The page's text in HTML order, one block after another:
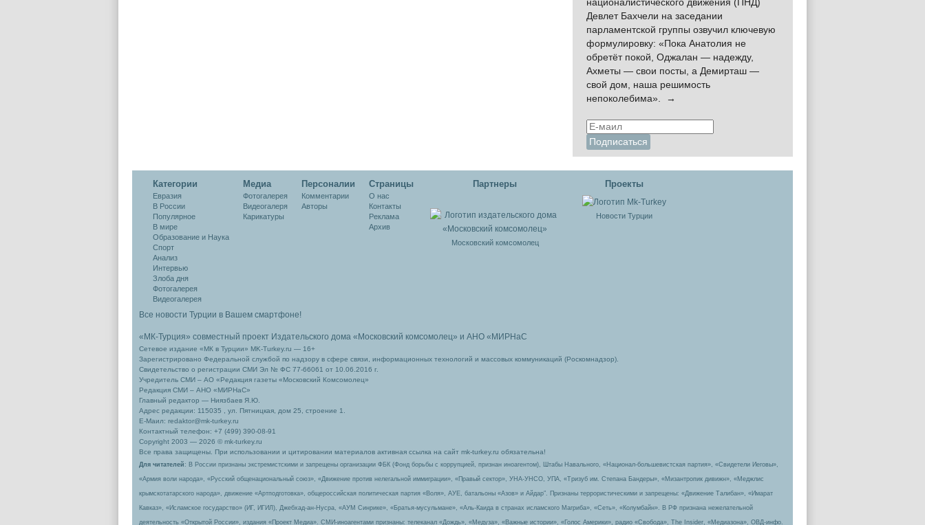
националистического движения (ПНД)
Девлет Бахчели на заседании
парламентской группы озвучил ключевую
формулировку: «Пока Анатолия не
обретёт покой, Оджалан — надежду,
Ахметы — свои посты, а Демирташ —
свой дом, наша решимость
непоколебима». →
Категории
Евразия
В России
Популярное
В мире
Образование и Наука
Спорт
Анализ
Интервью
Злоба дня
Фотогалерея
Видеогалерея
Медиа
Фотогалерея
Видеогалеря
Карикатуры
Персоналии
Комментарии
Авторы
Cтраницы
О нас
Контакты
Реклама
Архив
Партнеры
Московский комсомолец
Проекты
Новости Турции
Все новости Турции в Вашем смартфоне!
«МК-Турция» совместный проект Издательского дома «Московский комсомолец» и АНО «МИРНаС
Сетевое издание «МК в Турции» MK-Turkey.ru — 16+
Зарегистрировано Федеральной службой по надзору в сфере связи, информационных технологий и массовых коммуникаций (Роскомнадзор).
Свидетельство о регистрации СМИ Эл № ФС 77-66061 от 10.06.2016 г.
Учредитель СМИ – АО «Редакция газеты «Московский Комсомолец»
Редакция СМИ – АНО «МИРНаС»
Главный редактор — Ниязбаев Я.Ю.
Адрес редакции: 115035 , ул. Пятницкая, дом 25, строение 1.
Е-Маил: redaktor@mk-turkey.ru
Контактный телефон: +7 (499) 390-08-91
Copyright 2003 — 2026 © mk-turkey.ru
Все права защищены. При использовании и цитировании материалов активная ссылка на сайт mk-turkey.ru обязательна!
Для читателей : В России признаны экстремистскими и запрещены организации ФБК (Фонд борьбы с коррупцией, признан иноагентом), Штабы Навального, «Национал-большевистская партия», «Свидетели Иеговы»,
«Армия воли народа», «Русский общенациональный союз», «Движение против нелегальной иммиграции», «Правый сектор», УНА-УНСО, УПА, «Тризуб им. Степана Бандеры», «Мизантропик дивижн», «Меджлис
крымскотатарского народа», движение «Артподготовка», общероссийская политическая партия «Воля», АУЕ, батальоны «Азов» и Айдар″. Признаны террористическими и запрещены: «Движение Талибан», «Имарат
Кавказ», «Исламское государство» (ИГ, ИГИЛ), Джебхад-ан-Нусра, «АУМ Синрике», «Братья-мусульмане», «Аль-Каида в странах исламского Магриба», «Сеть», «Колумбайн». В РФ признана нежелательной
деятельность «Открытой России», издания «Проект Медиа». СМИ-иноагентами признаны: телеканал «Дождь», «Медуза», «Важные истории», «Голос Америки», радио «Свобода», The Insider, «Медиазона», ОВД-инфо.